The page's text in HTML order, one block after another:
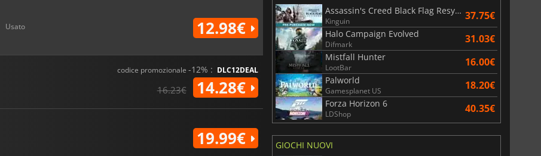
Usato 12.98€
codice promozionale -12% : DLC12DEAL
16.23€ 14.28€
19.99€
Assassin's Creed Black Flag Resynced
Kinguin 37.75€
Halo Campaign Evolved
Difmark 31.03€
Mistfall Hunter
LootBar 16.00€
Palworld
Gamesplanet US 18.20€
Forza Horizon 6
LDShop 40.35€
GIOCHI NUOVI